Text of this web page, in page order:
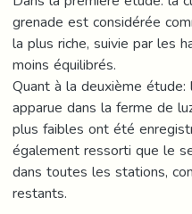
grenade est considérée
la plus riche, suivie par les
moins équilibrés.
Quant à la deuxième
apparue dans la ferme de
plus faibles ont été
également ressorti que le
dans toutes les stations,
restants.